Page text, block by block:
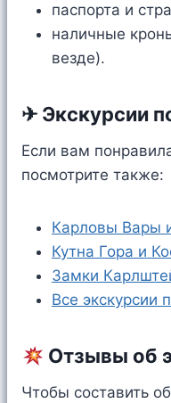
паспорта и
наличные
везде).
✈ Экскурсии
Если вам
посмотрите также:
Карловы Вары
Кутна Гора и
Замки
Все экскурсии
Отзывы об
Чтобы составить